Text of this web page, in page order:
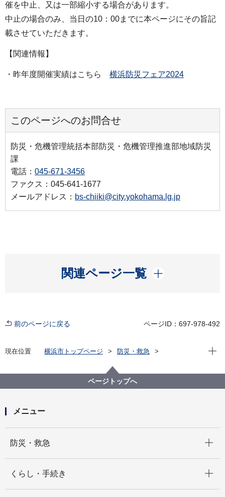
催を中止、又は一部縮小する場合があります。
中止の場合のみ、当日の10：00までに本ページにその旨記
載させていただきます。
【関連情報】
・昨年度開催実績はこちら 横浜防災フェア2024
このページへのお問合せ
防災・危機管理統括本部防災・危機管理推進部地域防災
課
電話： 045-671-3456
ファクス：045-641-1677
メールアドレス： bs-chiiki@city.yokohama.lg.jp
関連ページ一覧
開く
前のページに戻る ページID：697-978-492
現在位置 横浜市トップページ
防災・救急
横浜市の対策（公助）
横浜防災フェア2025
現在
ページトップへ
メニュー
防災・救急
くらし・手続き